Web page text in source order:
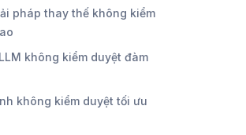
pháp thay thế không kiểm
không kiểm duyệt đàm
không kiểm duyệt tối ưu